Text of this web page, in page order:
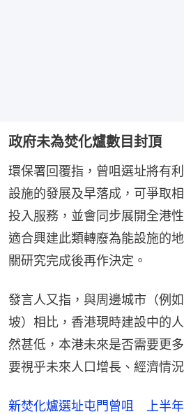
政府未為焚化爐數目封頂
環保署回覆指，曾咀選址將有
設施的發展及早落成，可爭取
投入服務，並會同步展開全港
適合興建此類轉廢為能設施的
關研究完成後再作決定。
發言人又指，與周邊城市（例
坡）相比，香港現時建設中的
然甚低，本港未來是否需要更
要視乎未來人口增長、經濟情
新焚化爐選址屯門曾咀 上半